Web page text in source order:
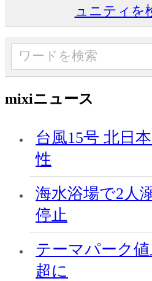
ュニティを
mixiニュース
台風15号 北日
性
海水浴場で2人
停止
テーマパーク
超に